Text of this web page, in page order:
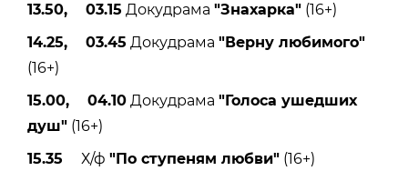
13.50, 03.15 Докудрама "Знахарка" (16+)
14.25, 03.45 Докудрама "Верну любимого"
(16+)
15.00, 04.10 Докудрама "Голоса ушедших
душ" (16+)
15.35 Х/ф "По ступеням любви" (16+)